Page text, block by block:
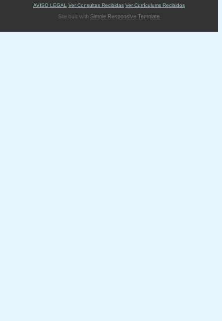
AVISO LEGAL
Ver Consultas Recibidas Ver Currículums Recibidos
Site built with Simple Responsive Template